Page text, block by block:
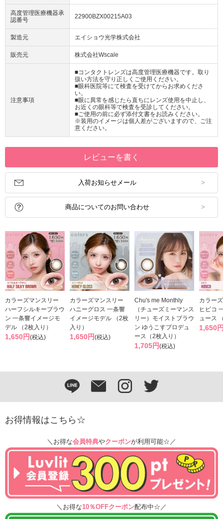
高度管理医療機器承
認番号
22900BZX00215A03
製造元 エイショウ光学株式会社
販売元 株式会社Wscale
注意事項
■コンタクトレンズは高度管理医療機器です。取り
扱い方法を守り正しくご使用ください。
■眼科医院等にて検査を受けてからお求めくださ
い。
■眼に異常を感じたら直ちにレンズ使用を中止し、
お近くの眼科等で検査を受診してください。
■ご使用の前に必ず添付文書をお読みください。
※装用のイメージは個人差がございますので、ご注
意ください。
レビューを書く
入荷お知らせメール
商品についてのお問い合わせ
カラーズマンスリー
ハーフシルキーブラウ
ン 一条響イメージモ
デル （2枚入り）
1,650円(税込)
カラーズマンスリー
ハニーグロス 一条響
イメージモデル （2枚
入り）
1,650円(税込)
Chu's me Monthly
（チューズミーマンス
リー）モイストブラウ
ン ゆうこすプロデュ
ース（2枚入り）
1,705円(税込)
カラー
ヒビコ
ュース
1,650
お得情報はこちら☆
＼お得な会員特典やクーポンが利用可能☆／
＼お得な10％OFFクーポン配布中☆／